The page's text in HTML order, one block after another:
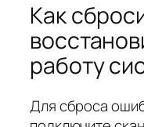
Как
работу
Для сброса